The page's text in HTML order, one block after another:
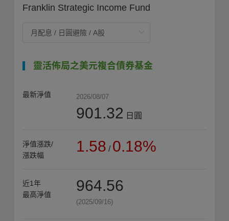
Franklin Strategic Income Fund
靈活佈局之美元複合債券基金
最新淨值 2026/08/07
901.32 日圓
淨值漲跌/
漲跌幅
1.58 / 0.18%
近1年
最高淨值
964.56
(2025/09/16)